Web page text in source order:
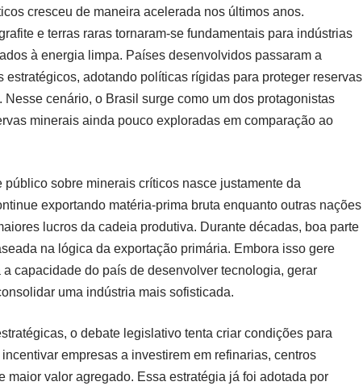
cresceu de maneira acelerada nos últimos anos.
e terras raras tornaram-se fundamentais para indústrias
à energia limpa. Países desenvolvidos passaram a
estratégicos, adotando políticas rígidas para proteger reservas
cenário, o Brasil surge como um dos protagonistas
minerais ainda pouco exploradas em comparação ao
sobre minerais críticos nasce justamente da
exportando matéria-prima bruta enquanto outras nações
lucros da cadeia produtiva. Durante décadas, boa parte
na lógica da exportação primária. Embora isso gere
capacidade do país de desenvolver tecnologia, gerar
uma indústria mais sofisticada.
o debate legislativo tenta criar condições para
empresas a investirem em refinarias, centros
maior valor agregado. Essa estratégia já foi adotada por